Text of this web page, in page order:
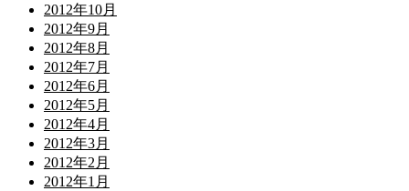
2012年10月
2012年9月
2012年8月
2012年7月
2012年6月
2012年5月
2012年4月
2012年3月
2012年2月
2012年1月